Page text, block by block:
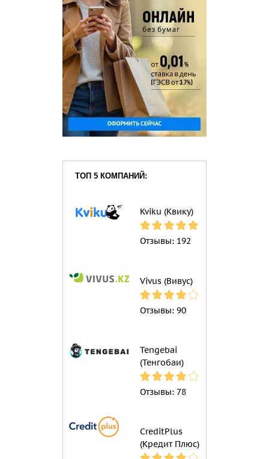
ТОП 5 КОМПАНИЙ:
Kviku (Квику)
Отзывы: 192
Vivus (Вивус)
Отзывы: 90
Tengebai
(Тенгобаи)
Отзывы: 78
CreditPlus
(Кредит Плюс)